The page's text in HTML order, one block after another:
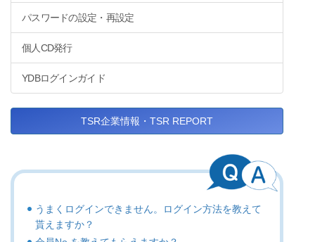
パスワードの設定・再設定
個人CD発行
YDBログインガイド
TSR企業情報・TSR REPORT
うまくログインできません。ログイン方法を教えて
貰えますか？